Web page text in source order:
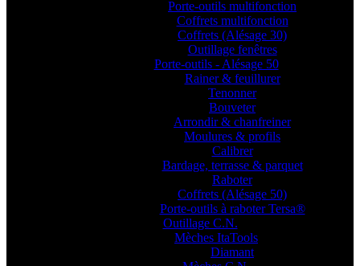
Porte-outils multifonction
Coffrets multifonction
Coffrets (Alésage 30)
Outillage fenêtres
Porte-outils - Alésage 50
Rainer & feuillurer
Tenonner
Bouveter
Arrondir & chanfreiner
Moulures & profils
Calibrer
Bardage, terrasse & parquet
Raboter
Coffrets (Alésage 50)
Porte-outils à raboter Tersa®
Outillage C.N.
Mèches ItaTools
Diamant